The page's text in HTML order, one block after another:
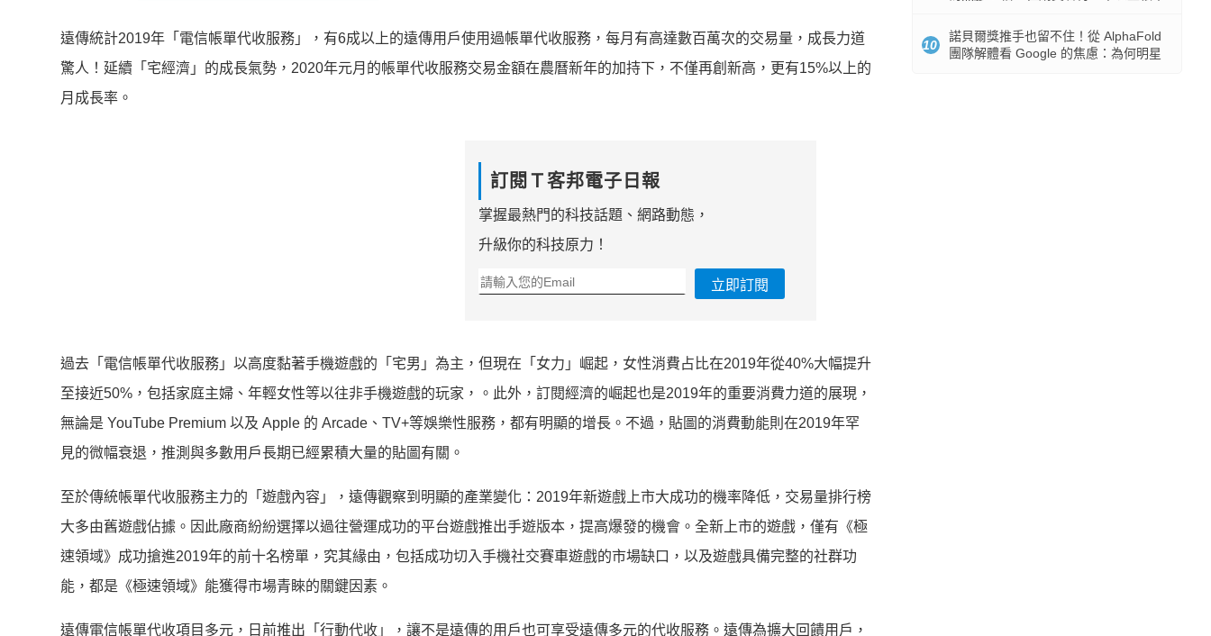
遠傳統計2019年「電信帳單代收服務」，有6成以上的遠傳用戶使用過帳單代收服務，每月有高達數百萬次的交易量，成長力道
驚人！延續「宅經濟」的成長氣勢，2020年元月的帳單代收服務交易金額在農曆新年的加持下，不僅再創新高，更有15%以上的
月成長率。
訂閱Ｔ客邦電子日報
掌握最熱門的科技話題、網路動態，
升級你的科技原力！
立即訂閱
過去「電信帳單代收服務」以高度黏著手機遊戲的「宅男」為主，但現在「女力」崛起，女性消費占比在2019年從40%大幅提升
至接近50%，包括家庭主婦、年輕女性等以往非手機遊戲的玩家，。此外，訂閱經濟的崛起也是2019年的重要消費力道的展現，
無論是 YouTube Premium 以及 Apple 的 Arcade、TV+等娛樂性服務，都有明顯的增長。不過，貼圖的消費動能則在2019年罕
見的微幅衰退，推測與多數用戶長期已經累積大量的貼圖有關。
至於傳統帳單代收服務主力的「遊戲內容」，遠傳觀察到明顯的產業變化：2019年新遊戲上市大成功的機率降低，交易量排行榜
大多由舊遊戲佔據。因此廠商紛紛選擇以過往營運成功的平台遊戲推出手遊版本，提高爆發的機會。全新上市的遊戲，僅有《極
速領域》成功搶進2019年的前十名榜單，究其緣由，包括成功切入手機社交賽車遊戲的市場缺口，以及遊戲具備完整的社群功
能，都是《極速領域》能獲得市場青睞的關鍵因素。
遠傳電信帳單代收項目多元，日前推出「行動代收」，讓不是遠傳的用戶也可享受遠傳多元的代收服務。遠傳為擴大回饋用戶，
10
諾貝爾獎推手也留不住！從 AlphaFold
團隊解體看 Google 的焦慮：為何明星